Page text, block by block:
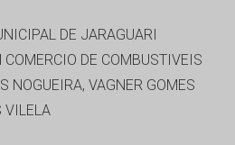
DE JARAGUARI
COMERCIO DE COMBUSTIVEIS
NOGUEIRA, VAGNER GOMES
VILELA